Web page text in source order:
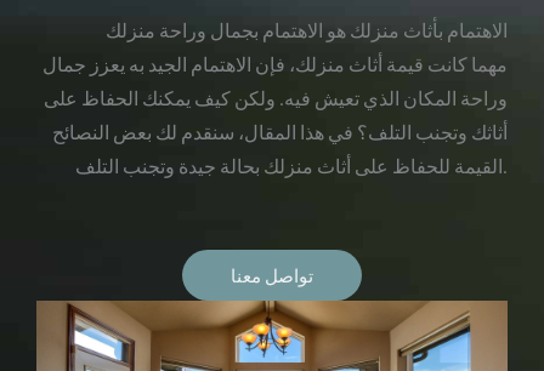
الاهتمام بأثاث منزلك هو الاهتمام بجمال وراحة منزلك
مهما كانت قيمة أثاث منزلك، فإن الاهتمام الجيد به يعزز جمال
وراحة المكان الذي تعيش فيه. ولكن كيف يمكنك الحفاظ على
أثاثك وتجنب التلف؟ في هذا المقال، سنقدم لك بعض النصائح
القيمة للحفاظ على أثاث منزلك بحالة جيدة وتجنب التلف.
تواصل معنا